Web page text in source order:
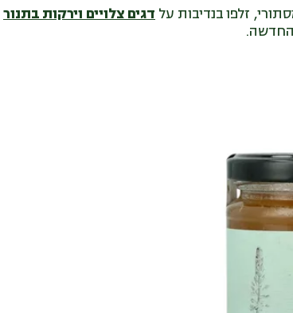
זלפו בנדיבות על דגים צלויים וירקות בתנור
החדשה.